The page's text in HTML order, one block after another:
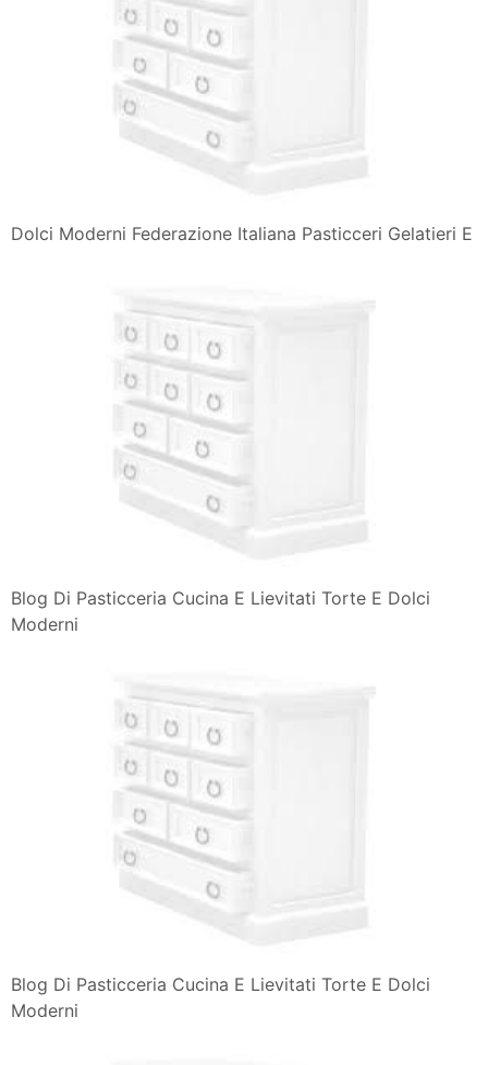
Dolci Moderni Federazione Italiana Pasticceri Gelatieri E
Blog Di Pasticceria Cucina E Lievitati Torte E Dolci
Moderni
Blog Di Pasticceria Cucina E Lievitati Torte E Dolci
Moderni